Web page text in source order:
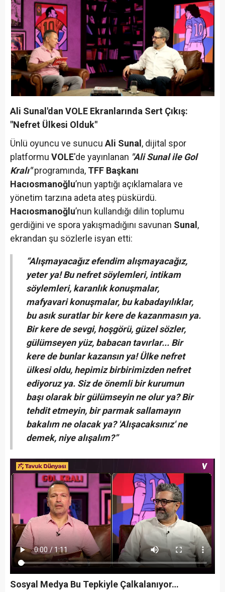
Ali Sunal'dan VOLE Ekranlarında Sert Çıkış:
"Nefret Ülkesi Olduk"
Ünlü oyuncu ve sunucu Ali Sunal , dijital spor
platformu VOLE'de yayınlanan "Ali Sunal ile Gol
Kralı"programında, TFF Başkanı
Hacıosmanoğlu’nun yaptığı açıklamalara ve
yönetim tarzına adeta ateş püskürdü.
Hacıosmanoğlu’nun kullandığı dilin toplumu
gerdiğini ve spora yakışmadığını savunan Sunal ,
ekrandan şu sözlerle isyan etti:
“Alışmayacağız efendim alışmayacağız,
yeter ya! Bu nefret söylemleri, intikam
söylemleri, karanlık konuşmalar,
mafyavari konuşmalar, bu kabadayılıklar,
bu asık suratlar bir kere de kazanmasın ya.
Bir kere de sevgi, hoşgörü, güzel sözler,
gülümseyen yüz, babacan tavırlar... Bir
kere de bunlar kazansın ya! Ülke nefret
ülkesi oldu, hepimiz birbirimizden nefret
ediyoruz ya. Siz de önemli bir kurumun
başı olarak bir gülümseyin ne olur ya? Bir
tehdit etmeyin, bir parmak sallamayın
bakalım ne olacak ya? 'Alışacaksınız' ne
demek, niye alışalım?”
Sosyal Medya Bu Tepkiyle Çalkalanıyor…